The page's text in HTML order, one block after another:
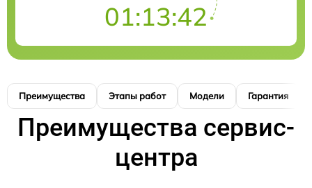
01:13:41
Преимущества Этапы работ Модели Гарантия
Преимущества сервис-
центра